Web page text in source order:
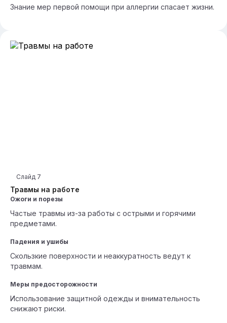
Знание мер первой помощи при аллергии спасает жизни.
Травмы на работе
Слайд 7
Ожоги и порезы
Частые травмы из-за работы с острыми и горячими
предметами.
Падения и ушибы
Скользкие поверхности и неаккуратность ведут к
травмам.
Меры предосторожности
Использование защитной одежды и внимательность
снижают риски.